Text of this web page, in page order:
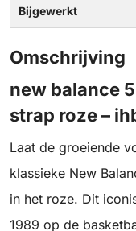
Bijgewerkt
Omschrijving
new balance
strap roze –
Laat de groeiende
klassieke New
in het roze. Dit
1989 op de